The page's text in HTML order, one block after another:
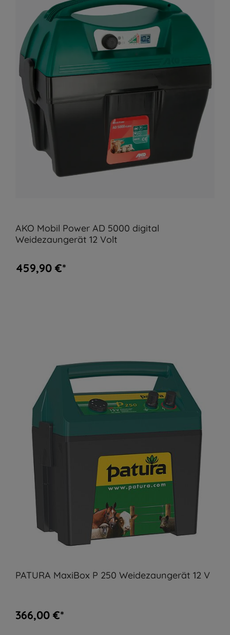
AKO Mobil Power AD 5000 digital
Weidezaungerät 12 Volt
459,90 €*
PATURA MaxiBox P 250 Weidezaungerät 12 V
366,00 €*